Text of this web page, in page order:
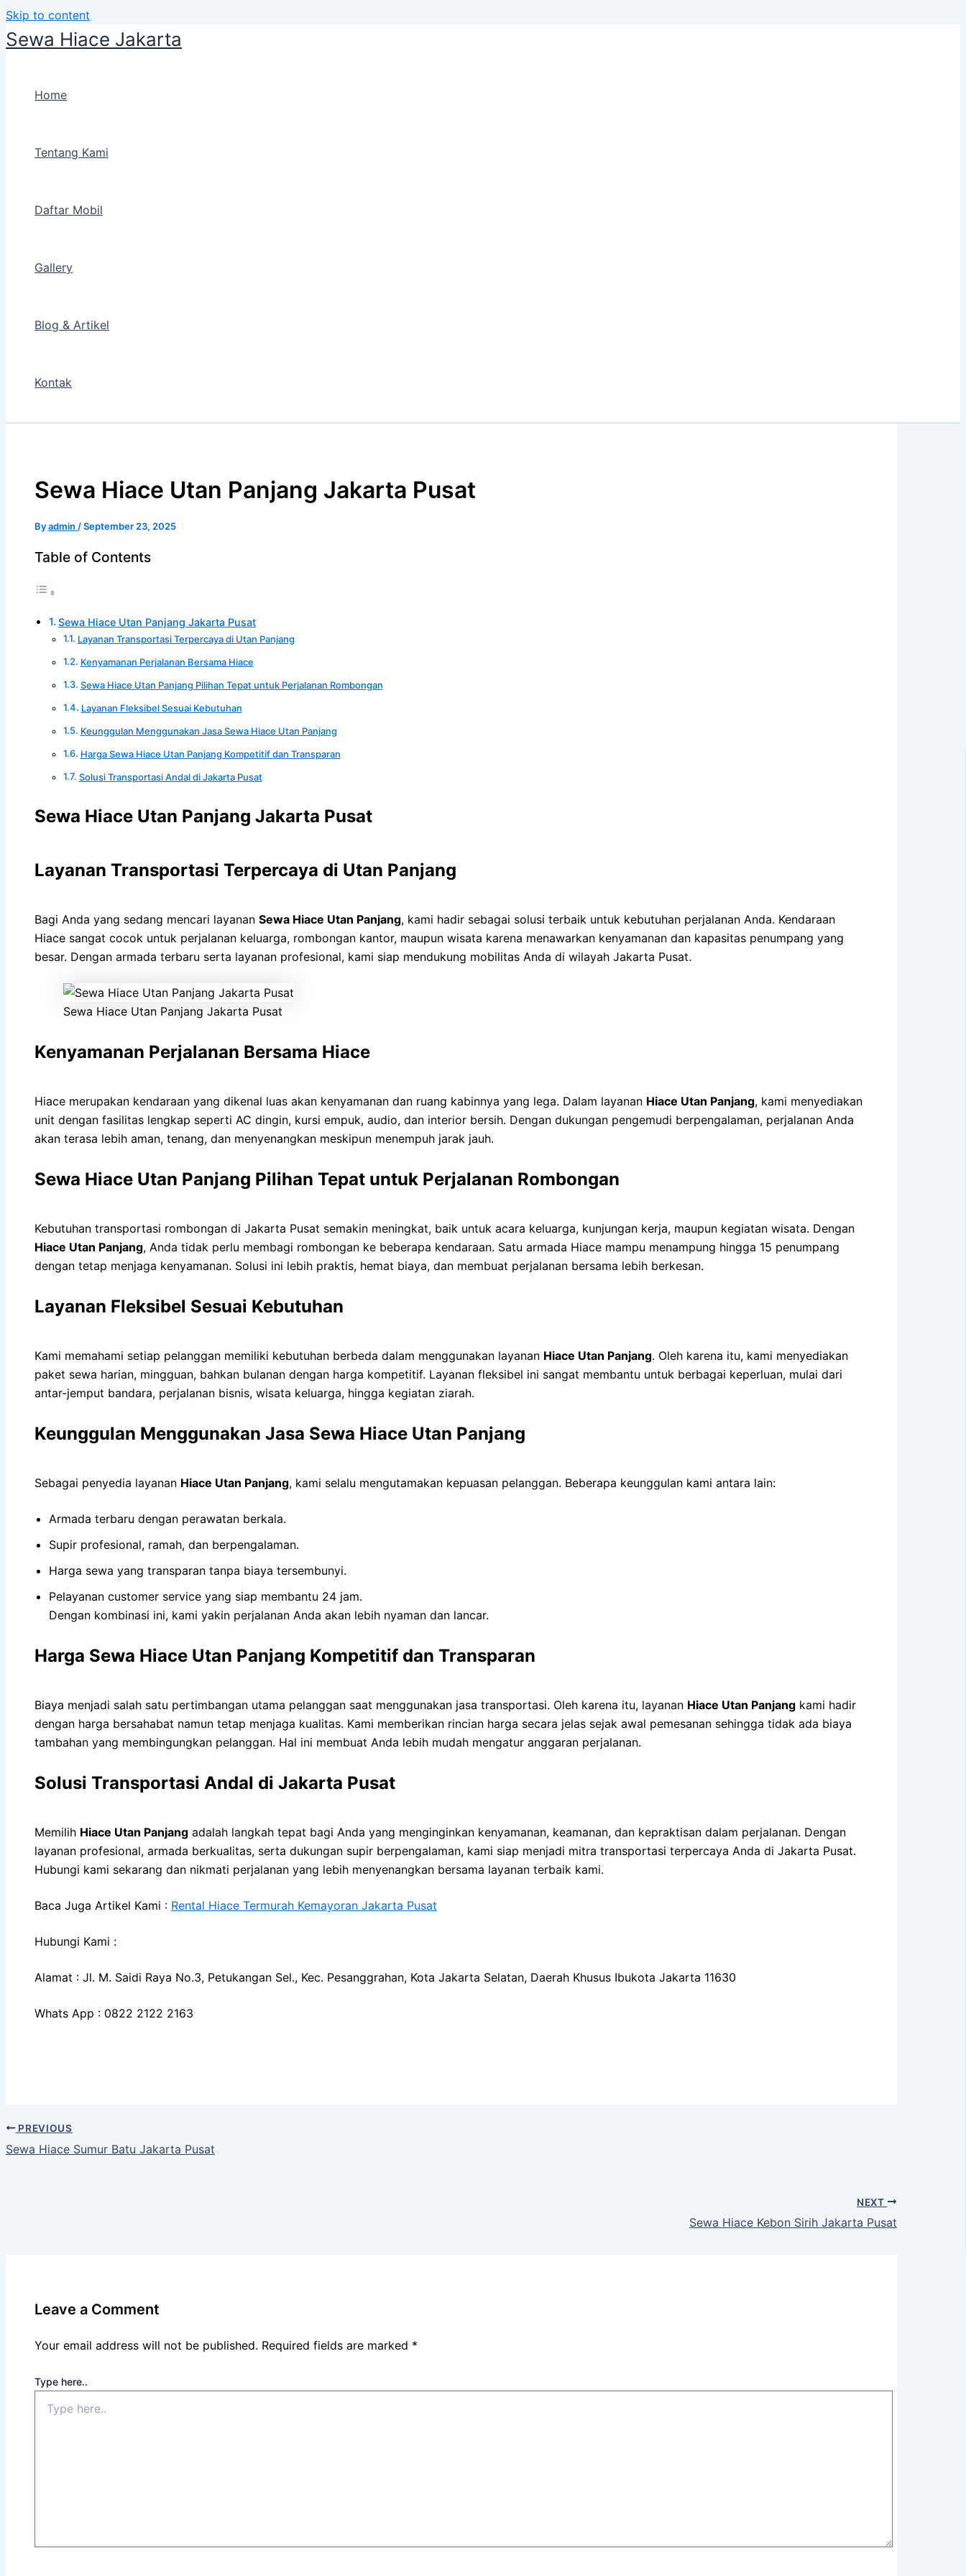
Skip to content
Sewa Hiace Jakarta
Home
Tentang Kami
Daftar Mobil
Gallery
Blog & Artikel
Kontak
Sewa Hiace Utan Panjang Jakarta Pusat
Byadmin /September 23, 2025
Table of Contents
Sewa Hiace Utan Panjang Jakarta Pusat
Layanan Transportasi Terpercaya di Utan Panjang
Kenyamanan Perjalanan Bersama Hiace
Sewa Hiace Utan Panjang Pilihan Tepat untuk Perjalanan Rombongan
Layanan Fleksibel Sesuai Kebutuhan
Keunggulan Menggunakan Jasa Sewa Hiace Utan Panjang
Harga Sewa Hiace Utan Panjang Kompetitif dan Transparan
Solusi Transportasi Andal di Jakarta Pusat
Sewa Hiace Utan Panjang Jakarta Pusat
Layanan Transportasi Terpercaya di Utan Panjang
Bagi Anda yang sedang mencari layanan Sewa Hiace Utan Panjang, kami hadir sebagai solusi terbaik untuk kebutuhan perjalanan Anda. Kendaraan
Hiace sangat cocok untuk perjalanan keluarga, rombongan kantor, maupun wisata karena menawarkan kenyamanan dan kapasitas penumpang yang
besar. Dengan armada terbaru serta layanan profesional, kami siap mendukung mobilitas Anda di wilayah Jakarta Pusat.
Sewa Hiace Utan Panjang Jakarta Pusat
Kenyamanan Perjalanan Bersama Hiace
Hiace merupakan kendaraan yang dikenal luas akan kenyamanan dan ruang kabinnya yang lega. Dalam layanan Hiace Utan Panjang, kami menyediakan
unit dengan fasilitas lengkap seperti AC dingin, kursi empuk, audio, dan interior bersih. Dengan dukungan pengemudi berpengalaman, perjalanan Anda
akan terasa lebih aman, tenang, dan menyenangkan meskipun menempuh jarak jauh.
Sewa Hiace Utan Panjang Pilihan Tepat untuk Perjalanan Rombongan
Kebutuhan transportasi rombongan di Jakarta Pusat semakin meningkat, baik untuk acara keluarga, kunjungan kerja, maupun kegiatan wisata. Dengan
Hiace Utan Panjang, Anda tidak perlu membagi rombongan ke beberapa kendaraan. Satu armada Hiace mampu menampung hingga 15 penumpang
dengan tetap menjaga kenyamanan. Solusi ini lebih praktis, hemat biaya, dan membuat perjalanan bersama lebih berkesan.
Layanan Fleksibel Sesuai Kebutuhan
Kami memahami setiap pelanggan memiliki kebutuhan berbeda dalam menggunakan layanan Hiace Utan Panjang. Oleh karena itu, kami menyediakan
paket sewa harian, mingguan, bahkan bulanan dengan harga kompetitif. Layanan fleksibel ini sangat membantu untuk berbagai keperluan, mulai dari
antar-jemput bandara, perjalanan bisnis, wisata keluarga, hingga kegiatan ziarah.
Keunggulan Menggunakan Jasa Sewa Hiace Utan Panjang
Sebagai penyedia layanan Hiace Utan Panjang, kami selalu mengutamakan kepuasan pelanggan. Beberapa keunggulan kami antara lain:
Armada terbaru dengan perawatan berkala.
Supir profesional, ramah, dan berpengalaman.
Harga sewa yang transparan tanpa biaya tersembunyi.
Pelayanan customer service yang siap membantu 24 jam.
Dengan kombinasi ini, kami yakin perjalanan Anda akan lebih nyaman dan lancar.
Harga Sewa Hiace Utan Panjang Kompetitif dan Transparan
Biaya menjadi salah satu pertimbangan utama pelanggan saat menggunakan jasa transportasi. Oleh karena itu, layanan Hiace Utan Panjang kami hadir
dengan harga bersahabat namun tetap menjaga kualitas. Kami memberikan rincian harga secara jelas sejak awal pemesanan sehingga tidak ada biaya
tambahan yang membingungkan pelanggan. Hal ini membuat Anda lebih mudah mengatur anggaran perjalanan.
Solusi Transportasi Andal di Jakarta Pusat
Memilih Hiace Utan Panjang adalah langkah tepat bagi Anda yang menginginkan kenyamanan, keamanan, dan kepraktisan dalam perjalanan. Dengan
layanan profesional, armada berkualitas, serta dukungan supir berpengalaman, kami siap menjadi mitra transportasi terpercaya Anda di Jakarta Pusat.
Hubungi kami sekarang dan nikmati perjalanan yang lebih menyenangkan bersama layanan terbaik kami.
Baca Juga Artikel Kami : Rental Hiace Termurah Kemayoran Jakarta Pusat
Hubungi Kami :
Alamat : Jl. M. Saidi Raya No.3, Petukangan Sel., Kec. Pesanggrahan, Kota Jakarta Selatan, Daerah Khusus Ibukota Jakarta 11630
Whats App : 0822 2122 2163
PREVIOUS
Sewa Hiace Sumur Batu Jakarta Pusat
NEXT
Sewa Hiace Kebon Sirih Jakarta Pusat
Leave a Comment
Your email address will not be published. Required fields are marked *
Type here..